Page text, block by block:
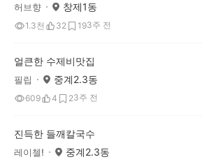
허브향 창제1동
1.3천 32 193주 전
얼큰한 수제비맛집
필립 중계2.3동
609 4 23주 전
진득한 들깨칼국수
레이첼! 중계2.3동